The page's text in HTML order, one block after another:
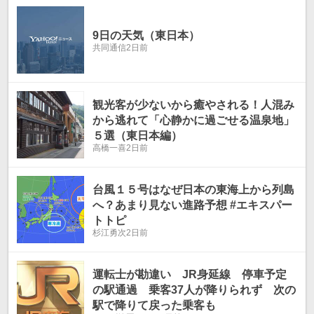
9日の天気（東日本）
共同通信2日前
観光客が少ないから癒やされる！人混み
から逃れて「心静かに過ごせる温泉地」
５選（東日本編）
高橋一喜2日前
台風１５号はなぜ日本の東海上から列島
へ？あまり見ない進路予想 #エキスパー
トトピ
杉江勇次2日前
運転士が勘違い JR身延線 停車予定
の駅通過 乗客37人が降りられず 次の
駅で降りて戻った乗客も